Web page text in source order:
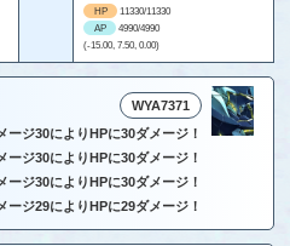
HP
11330/11330
AP
4990/4990
(-15.00, 7.50, 0.00)
WYA7371
ージ30によりHPに30ダメージ！
ージ30によりHPに30ダメージ！
ージ30によりHPに30ダメージ！
ージ29によりHPに29ダメージ！